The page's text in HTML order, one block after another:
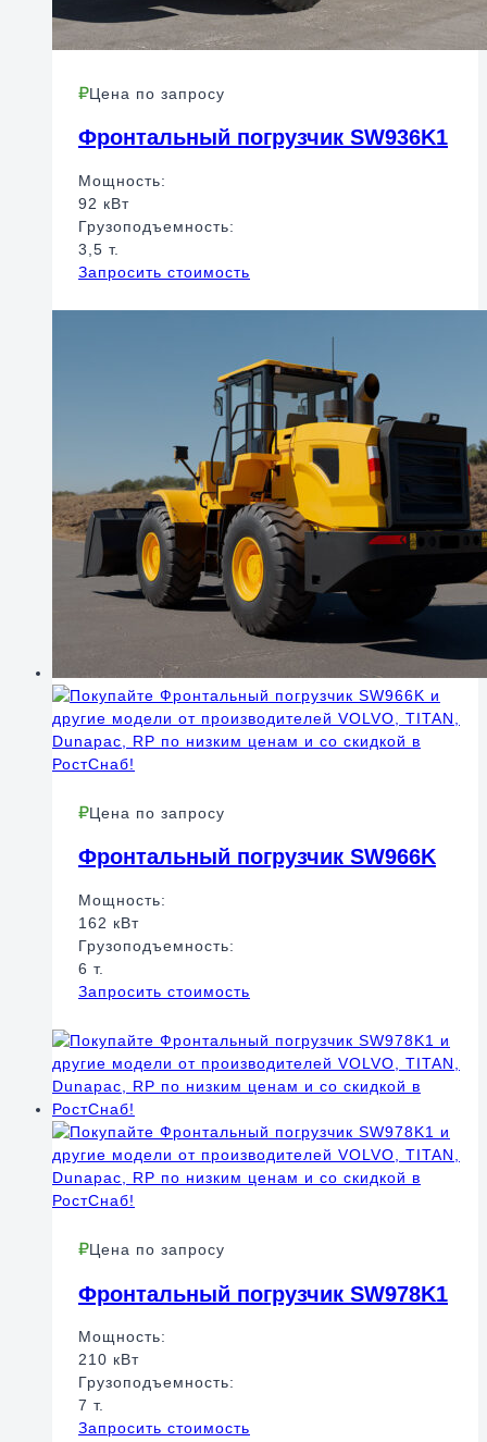
Цена по запросу
Фронтальный погрузчик SW936K1
Мощность:
92 кВт
Грузоподъемность:
3,5 т.
Запросить стоимость
Цена по запросу
Фронтальный погрузчик SW966K
Мощность:
162 кВт
Грузоподъемность:
6 т.
Запросить стоимость
Цена по запросу
Фронтальный погрузчик SW978K1
Мощность:
210 кВт
Грузоподъемность:
7 т.
Запросить стоимость